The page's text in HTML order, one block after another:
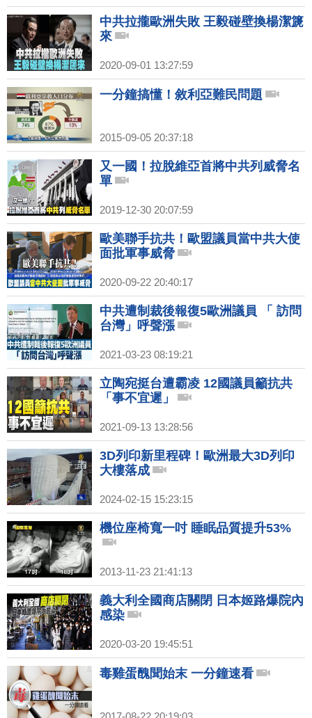
中共拉攏歐洲失敗 王毅碰壁換楊潔篪
來
2020-09-01 13:27:59
一分鐘搞懂！敘利亞難民問題
2015-09-05 20:37:18
又一國！拉脫維亞首將中共列威脅名
單
2019-12-30 20:07:59
歐美聯手抗共！歐盟議員當中共大使
面批軍事威脅
2020-09-22 20:40:17
中共遭制裁後報復5歐洲議員 「 訪問
台灣」呼聲漲
2021-03-23 08:19:21
立陶宛挺台遭霸凌 12國議員籲抗共
「事不宜遲」
2021-09-13 13:28:56
3D列印新里程碑！歐洲最大3D列印
大樓落成
2024-02-15 15:23:15
機位座椅寬一吋 睡眠品質提升53%
2013-11-23 21:41:13
義大利全國商店關閉 日本姬路爆院內
感染
2020-03-20 19:45:51
毒雞蛋醜聞始末 一分鐘速看